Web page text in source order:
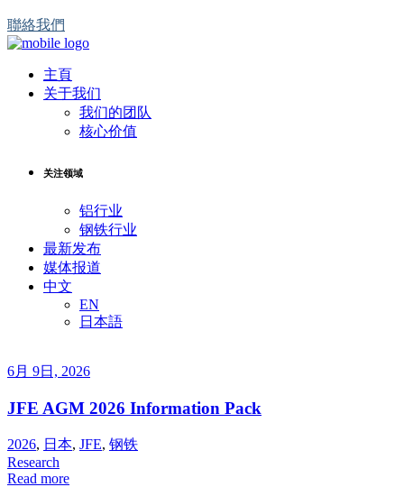
聯絡我們
主頁
关于我们
我们的团队
核心价值
关注领域
铝行业
钢铁行业
最新发布
媒体报道
中文
EN
日本語
6月 9日, 2026
JFE AGM 2026 Information Pack
2026, 日本, JFE, 钢铁
Research
Read more